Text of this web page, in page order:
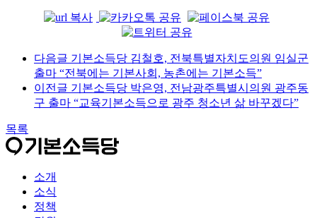
다음글 기본소득당 김철호, 전북특별자치도의원 임실군
출마 “전북에는 기본사회, 농촌에는 기본소득”
이전글 기본소득당 박은영, 전남광주특별시의원 광주동
구 출마 “교육기본소득으로 광주 청소년 삶 바꾸겠다”
목록
소개
소식
정책